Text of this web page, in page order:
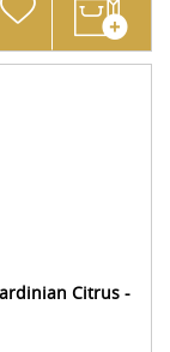
Citrus -